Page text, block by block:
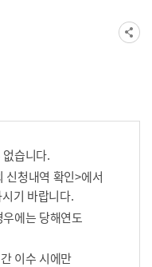
습니다.
신청내역 확인>에서
기 바랍니다.
에는 당해연도
이수 시에만